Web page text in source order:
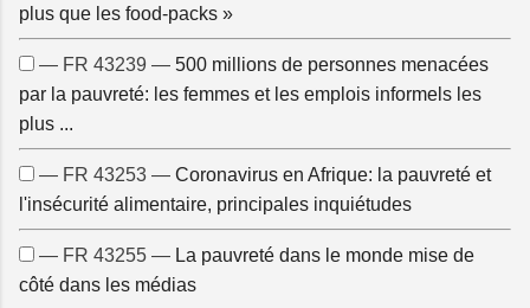
plus que les food-packs »
— FR 43239 — 500 millions de personnes menacées
par la pauvreté: les femmes et les emplois informels les
plus ...
— FR 43253 — Coronavirus en Afrique: la pauvreté et
l'insécurité alimentaire, principales inquiétudes
— FR 43255 — La pauvreté dans le monde mise de
côté dans les médias